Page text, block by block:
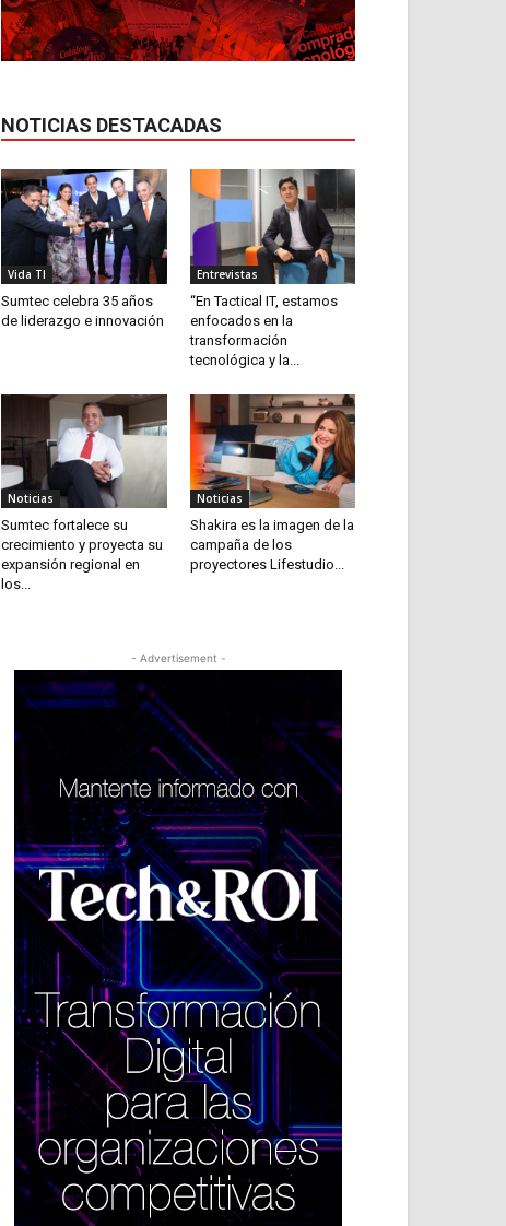
NOTICIAS DESTACADAS
Vida TI
Sumtec celebra 35 años
de liderazgo e innovación
Entrevistas
“En Tactical IT, estamos
enfocados en la
transformación
tecnológica y la...
Noticias
Sumtec fortalece su
crecimiento y proyecta su
expansión regional en
los...
Noticias
Shakira es la imagen de la
campaña de los
proyectores Lifestudio...
- Advertisement -